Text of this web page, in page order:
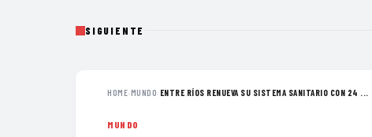
SIGUIENTE
HOME›MUNDO› ENTRE RÍOS RENUEVA SU SISTEMA SANITARIO CON 24 ...
MUNDO